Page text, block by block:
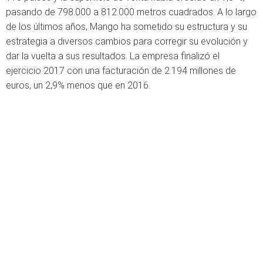
pasando de 798.000 a 812.000 metros cuadrados. A lo largo
de los últimos años, Mango ha sometido su estructura y su
estrategia a diversos cambios para corregir su evolución y
dar la vuelta a sus resultados. La empresa finalizó el
ejercicio 2017 con una facturación de 2.194 millones de
euros, un 2,9% menos que en 2016.